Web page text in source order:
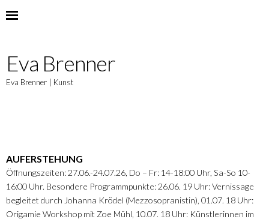
Eva Brenner
Eva Brenner | Kunst
AUFERSTEHUNG
Öffnungszeiten: 27.06.-24.07.26, Do – Fr: 14-18:00 Uhr, Sa-So 10-
16:00 Uhr. Besondere Programmpunkte: 26.06. 19 Uhr: Vernissage
begleitet durch Johanna Krödel (Mezzosopranistin), 01.07. 18 Uhr:
Origamie Workshop mit Zoe Mühl, 10.07. 18 Uhr: Künstlerinnen im